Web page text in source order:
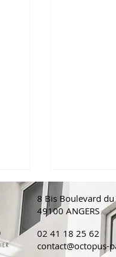
8 Bis Boulevard
49100 ANGERS
02 41 18 25 62
contact@octopus-